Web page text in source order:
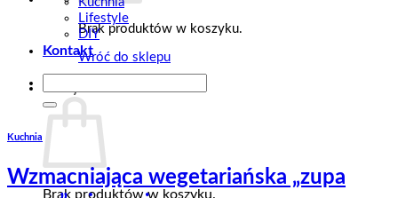
Brak produktów w koszyku.
Wróć do sklepu
Koszyk
Brak produktów w koszyku.
Lifestyle
DIY
Kontakt
Kuchnia
Wzmacniająca wegetariańska „zupa